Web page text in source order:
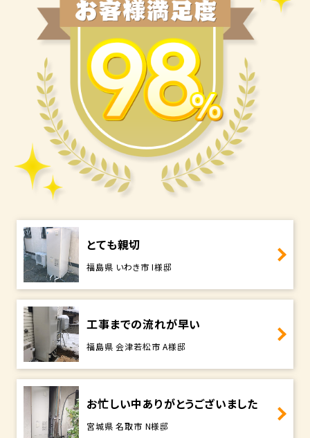
とても親切
福島県 いわき市 I様邸
工事までの流れが早い
福島県 会津若松市 A様邸
お忙しい中ありがとうございました
宮城県 名取市 N様邸